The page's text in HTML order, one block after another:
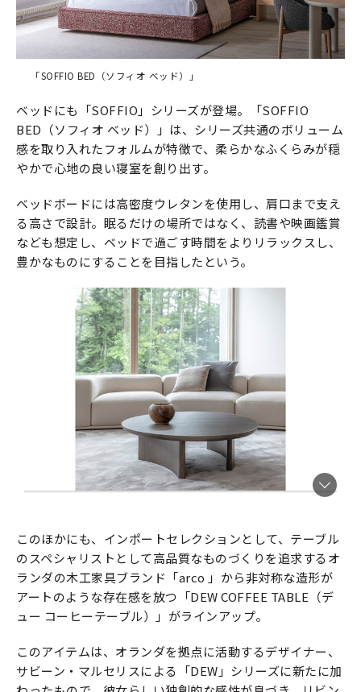
「SOFFIO BED（ソフィオ ベッド）」
ベッドにも「SOFFIO」シリーズが登場。「SOFFIO
BED（ソフィオ ベッド）」は、シリーズ共通のボリューム
感を取り入れたフォルムが特徴で、柔らかなふくらみが穏
やかで心地の良い寝室を創り出す。
ベッドボードには高密度ウレタンを使用し、肩口まで支え
る高さで設計。眠るだけの場所ではなく、読書や映画鑑賞
なども想定し、ベッドで過ごす時間をよりリラックスし、
豊かなものにすることを目指したという。
このほかにも、インポートセレクションとして、テーブル
のスペシャリストとして高品質なものづくりを追求するオ
ランダの木工家具ブランド「arco 」から非対称な造形が
アートのような存在感を放つ「DEW COFFEE TABLE（デ
ュー コーヒーテーブル）」がラインアップ。
このアイテムは、オランダを拠点に活動するデザイナー、
サビーン・マルセリスによる「DEW」シリーズに新たに加